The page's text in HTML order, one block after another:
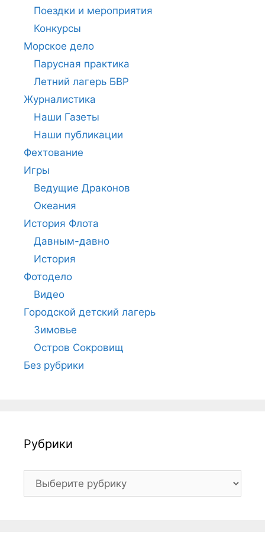
Поездки и мероприятия
Конкурсы
Морское дело
Парусная практика
Летний лагерь БВР
Журналистика
Наши Газеты
Наши публикации
Фехтование
Игры
Ведущие Драконов
Океания
История Флота
Давным-давно
История
Фотодело
Видео
Городской детский лагерь
Зимовье
Остров Сокровищ
Без рубрики
Рубрики
Рубрики